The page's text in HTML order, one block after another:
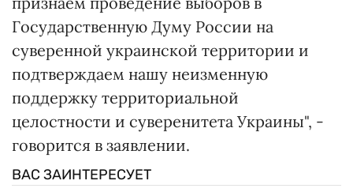
Государственную Думу России на
суверенной украинской территории и
подтверждаем нашу неизменную
поддержку территориальной
целостности и суверенитета Украины", -
говорится в заявлении.
ВАС ЗАИНТЕРЕСУЕТ